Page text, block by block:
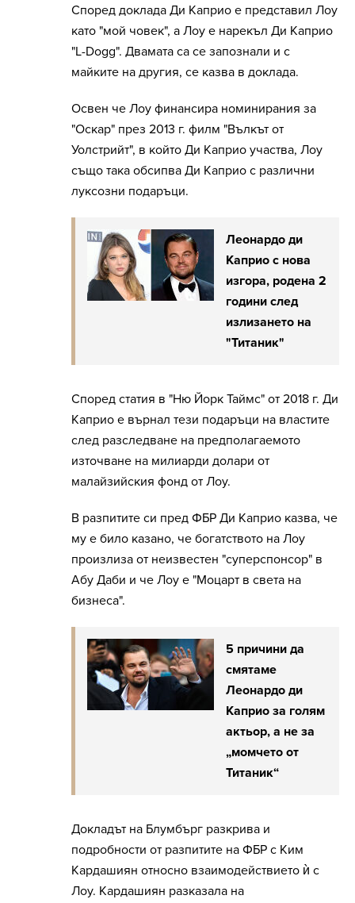
Според доклада Ди Каприо е представил Лоу
като "мой човек", а Лоу е нарекъл Ди Каприо
"L-Dogg". Двамата са се запознали и с
майките на другия, се казва в доклада.
Освен че Лоу финансира номинирания за
"Оскар" през 2013 г. филм "Вълкът от
Уолстрийт", в който Ди Каприо участва, Лоу
също така обсипва Ди Каприо с различни
луксозни подаръци.
Леонардо ди
Каприо с нова
изгора, родена 2
години след
излизането на
"Титаник"
Според статия в "Ню Йорк Таймс" от 2018 г. Ди
Каприо е върнал тези подаръци на властите
след разследване на предполагаемото
източване на милиарди долари от
малайзийския фонд от Лоу.
В разпитите си пред ФБР Ди Каприо казва, че
му е било казано, че богатството на Лоу
произлиза от неизвестен "суперспонсор" в
Абу Даби и че Лоу е "Моцарт в света на
бизнеса".
5 причини да
смятаме
Леонардо ди
Каприо за голям
актьор, а не за
„момчето от
Титаник“
Докладът на Блумбърг разкрива и
подробности от разпитите на ФБР с Ким
Кардашиян относно взаимодействието ѝ с
Лоу. Кардашиян разказала на